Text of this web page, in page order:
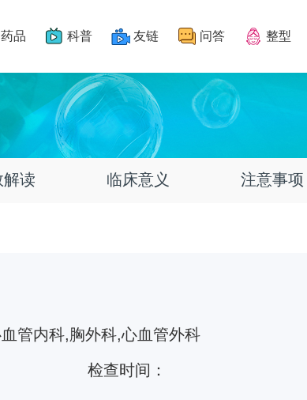
药品 科普 友链 问答 整型
解读 临床意义 注意事项
管内科,胸外科,心血管外科
检查时间：